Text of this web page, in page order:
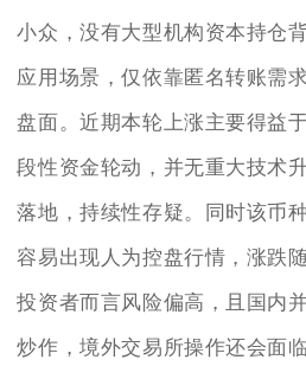
小众，没有大型机构资本持仓
应用场景，仅依靠匿名转账需
盘面。近期本轮上涨主要得益
段性资金轮动，并无重大技术
落地，持续性存疑。同时该币
容易出现人为控盘行情，涨跌
投资者而言风险偏高，且国内
炒作，境外交易所操作还会面